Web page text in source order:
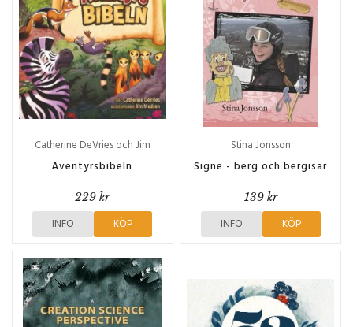
Catherine DeVries och Jim
Madsen
Äventyrsbibeln
229 kr
INFO KÖP
Stina Jonsson
Signe - berg och bergisar
139 kr
INFO KÖP